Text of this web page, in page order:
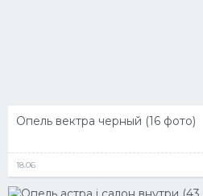
Опель вектра черный (16 фото)
18.06